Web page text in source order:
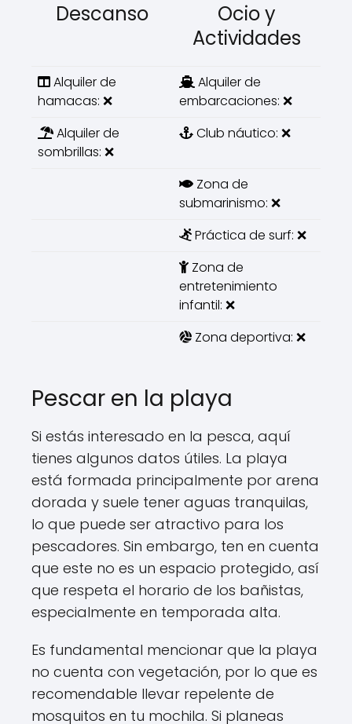
Descanso
Ocio y
Actividades
Alquiler de
hamacas: ❌
Alquiler de
embarcaciones: ❌
Alquiler de
sombrillas: ❌
Club náutico: ❌
Zona de
submarinismo: ❌
Práctica de surf: ❌
Zona de
entretenimiento
infantil: ❌
Zona deportiva: ❌
Pescar en la playa
Si estás interesado en la pesca, aquí
tienes algunos datos útiles. La playa
está formada principalmente por arena
dorada y suele tener aguas tranquilas,
lo que puede ser atractivo para los
pescadores. Sin embargo, ten en cuenta
que este no es un espacio protegido, así
que respeta el horario de los bañistas,
especialmente en temporada alta.
Es fundamental mencionar que la playa
no cuenta con vegetación, por lo que es
recomendable llevar repelente de
mosquitos en tu mochila. Si planeas